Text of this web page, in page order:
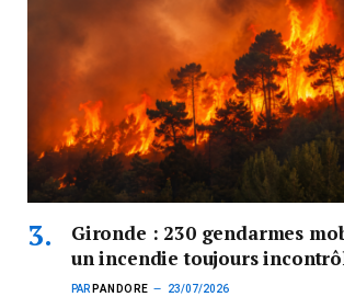
Gironde : 230 gendarmes
un incendie toujours
PAR PANDORE 23/07/2026